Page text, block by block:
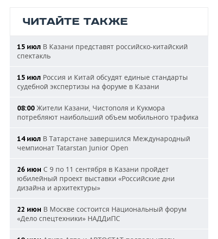
ЧИТАЙТЕ ТАКЖЕ
15 июл В Казани представят российско-китайский
спектакль
15 июл Россия и Китай обсудят единые стандарты
судебной экспертизы на форуме в Казани
08:00 Жители Казани, Чистополя и Кукмора
потребляют наибольший объем мобильного трафика
14 июл В Татарстане завершился Международный
чемпионат Tatarstan Junior Open
26 июн С 9 по 11 сентября в Казани пройдет
юбилейный проект выставки «Российские дни
дизайна и архитектуры»
22 июн В Москве состоится Национальный форум
«Дело спецтехники» НАДДиПС